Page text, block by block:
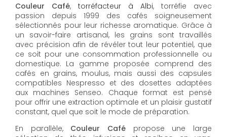
Couleur Café, torréfacteur à Albi, torréfie avec
passion depuis 1999 des cafés soigneusement
sélectionnés pour leur richesse aromatique. Grâce à
un savoir-faire artisanal, les grains sont travaillés
avec précision afin de révéler tout leur potentiel, que
ce soit pour une consommation professionnelle ou
domestique. La gamme proposée comprend des
cafés en grains, moulus, mais aussi des capsules
compatibles Nespresso et des dosettes adaptées
aux machines Senseo. Chaque format est pensé
pour offrir une extraction optimale et un plaisir gustatif
constant, quel que soit le mode de préparation.
En parallèle, Couleur Café propose une large